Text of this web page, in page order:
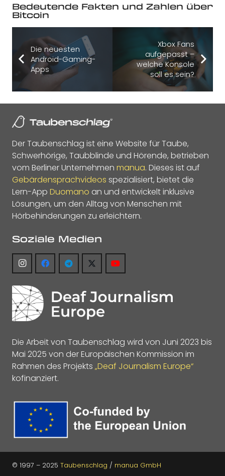
Bedeutende Fakten und Zahlen über
Bitcoin
Die neuesten
Android-Gaming-
Apps
Xbox Fans
aufgepasst –
welche Konsole
soll es sein?
Der Taubenschlag ist eine Website für Taube,
Schwerhörige, Taubblinde und Hörende, betrieben
vom Berliner Unternehmen manua. Dieses ist auf
Gebärdensprachvideos spezialisiert, bietet die
Lern-App Duomano an und entwickelt inklusive
Lösungen, um den Alltag von Menschen mit
Hörbehinderungen zu erleichtern.
Soziale Medien
Die Arbeit von Taubenschlag wird von Juni 2023 bis
Mai 2025 von der Europäischen Kommission im
Rahmen des Projekts „Deaf Journalism Europe“
kofinanziert.
© 1997 – 2025 Taubenschlag / manua GmbH